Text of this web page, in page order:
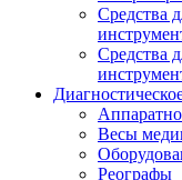
Средства
Средства
Весы
Реографы